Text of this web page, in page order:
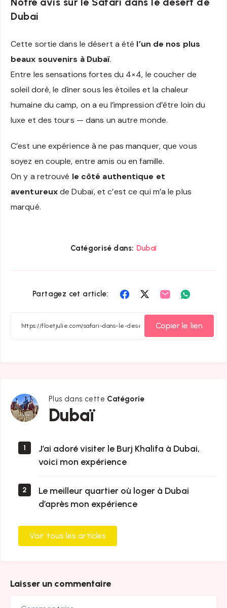
Dubai
Cette sortie dans le désert a été l’un de nos plus
beaux souvenirs à Dubaï.
Entre les sensations fortes du 4×4, le coucher de
soleil doré, le dîner sous les étoiles et la chaleur
humaine du camp, on a eu l’impression d’être loin du
luxe et des tours — dans un autre monde.
C’est une expérience à ne pas manquer, que vous
soyez en couple, entre amis ou en famille.
On y a retrouvé le côté authentique et
aventureuxde Dubaï, et c’est ce qui m’a le plus
marqué.
Catégorisé dans: Dubaï
Partagez cet article:
Partager
Facebook
Partager
Twitter
Partager
Email Whatsapp
Copier le lien
Plus dans cette Catégorie
Dubaï
Dubaï
1
J’ai adoré visiter le Burj Khalifa à Dubai,
voici mon expérience
2
Le meilleur quartier où loger à Dubai
d’après mon expérience
Voir tous les articles
Laisser un commentaire